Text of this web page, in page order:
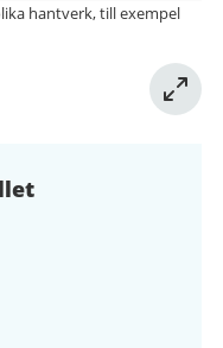
hantverk, till exempel